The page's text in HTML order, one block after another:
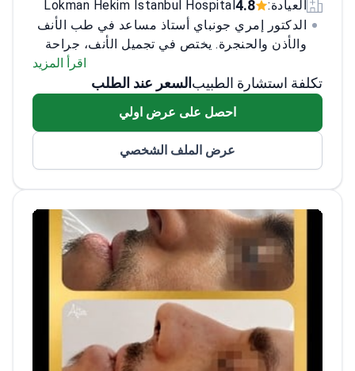
العيادة:
4.8
Lokman Hekim Istanbul Hospital
الدكتور إمري جونباي أستاذ مساعد في طب الأنف
والأذن والحنجرة. يختص في تجميل الأنف، جراحة
الجيوب الأنفية بالمنظار، علاج الشخير وانقطاع
النفس أثناء النوم، وجراحة أورام الرأس والعنق.
وأكمل تخصصه في مستشفى كيجورين للتدريب
مستشفى لقمان حكيم إسطنبول ومستشفى
عضو في المجلس الأوروبي لطب الأنف والأذن
والحنجرة وجراحة الرأس والعنق، والجمعية
الأوروبية لجراحة الأنف، وجمعية جراحة التجميل
الوجهية.
اقرأ المزيد
تكلفة استشارة الطبيب السعر عند الطلب
احصل على عرض اولي
عرض الملف الشخصي